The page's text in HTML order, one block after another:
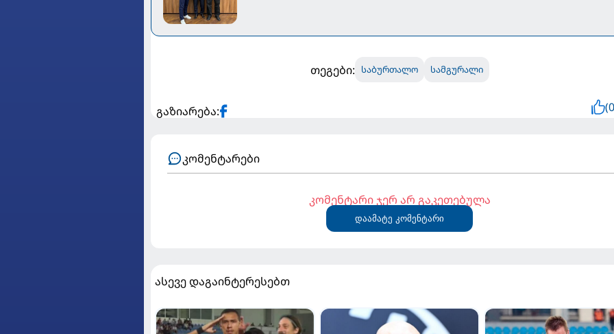
თეგები: საბურთალო სამგურალი
გაზიარება:
კომენტარები
კომენტარი ჯერ არ გაკეთებულა
დაამატე კომენტარი
ასევე დაგაინტერესებთ